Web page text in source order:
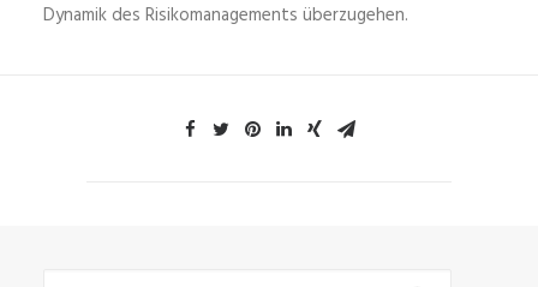
Dynamik des Risikomanagements überzugehen.